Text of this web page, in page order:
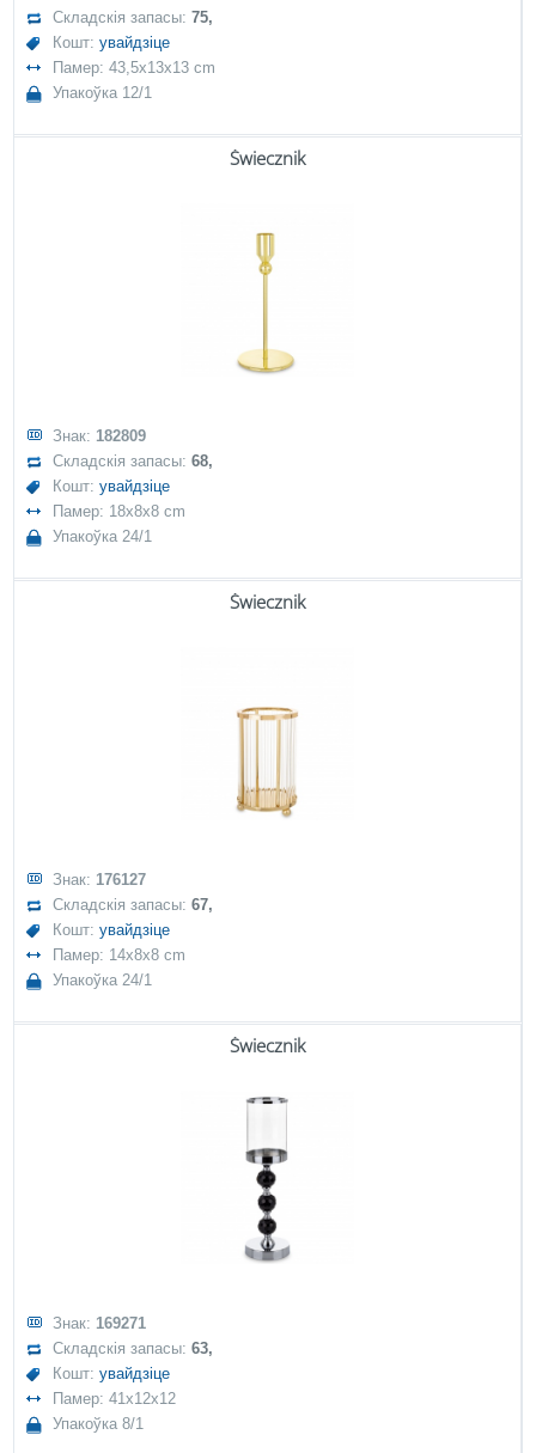
Складскія запасы:75,
Кошт:увайдзіце
Памер: 43,5x13x13 cm
Упакоўка 12/1
Świecznik
Знак: 182809
Складскія запасы:68,
Кошт:увайдзіце
Памер: 18x8x8 cm
Упакоўка 24/1
Świecznik
Знак: 176127
Складскія запасы:67,
Кошт:увайдзіце
Памер: 14x8x8 cm
Упакоўка 24/1
Świecznik
Знак: 169271
Складскія запасы:63,
Кошт:увайдзіце
Памер: 41x12x12
Упакоўка 8/1